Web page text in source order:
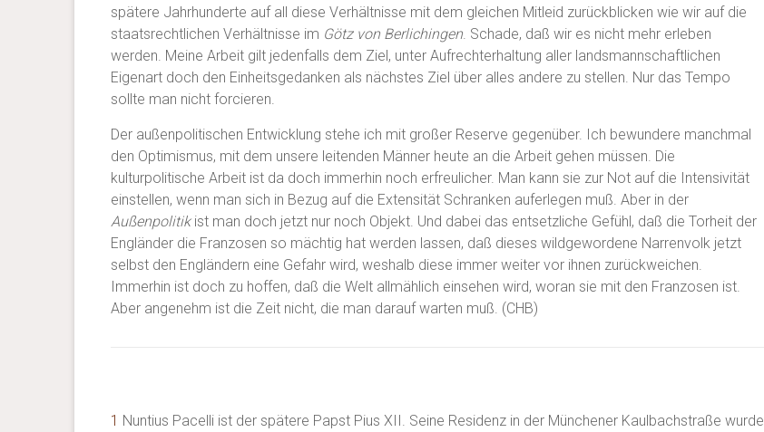
spätere Jahrhunderte auf all diese Verhältnisse mit dem gleichen Mitleid zurückblicken wie wir auf die
staatsrechtlichen Verhältnisse im Götz von Berlichingen. Schade, daß wir es nicht mehr erleben
werden. Meine Arbeit gilt jedenfalls dem Ziel, unter Aufrechterhaltung aller landsmannschaftlichen
Eigenart doch den Einheitsgedanken als nächstes Ziel über alles andere zu stellen. Nur das Tempo
sollte man nicht forcieren.
Der außenpolitischen Entwicklung stehe ich mit großer Reserve gegenüber. Ich bewundere manchmal
den Optimismus, mit dem unsere leitenden Männer heute an die Arbeit gehen müssen. Die
kulturpolitische Arbeit ist da doch immerhin noch erfreulicher. Man kann sie zur Not auf die Intensivität
einstellen, wenn man sich in Bezug auf die Extensität Schranken auferlegen muß. Aber in der
Außenpolitikist man doch jetzt nur noch Objekt. Und dabei das entsetzliche Gefühl, daß die Torheit der
Engländer die Franzosen so mächtig hat werden lassen, daß dieses wildgewordene Narrenvolk jetzt
selbst den Engländern eine Gefahr wird, weshalb diese immer weiter vor ihnen zurückweichen.
Immerhin ist doch zu hoffen, daß die Welt allmählich einsehen wird, woran sie mit den Franzosen ist.
Aber angenehm ist die Zeit nicht, die man darauf warten muß. (CHB)
1 Nuntius Pacelli ist der spätere Papst Pius XII. Seine Residenz in der Münchener Kaulbachstraße wurde